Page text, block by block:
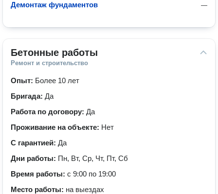
—
Демонтаж фундаментов
Бетонные работы
Ремонт и строительство
Опыт: Более 10 лет
Бригада: Да
Работа по договору: Да
Проживание на объекте: Нет
С гарантией: Да
Дни работы: Пн, Вт, Ср, Чт, Пт, Сб
Время работы: с 9:00 по 19:00
Место работы: на выездах